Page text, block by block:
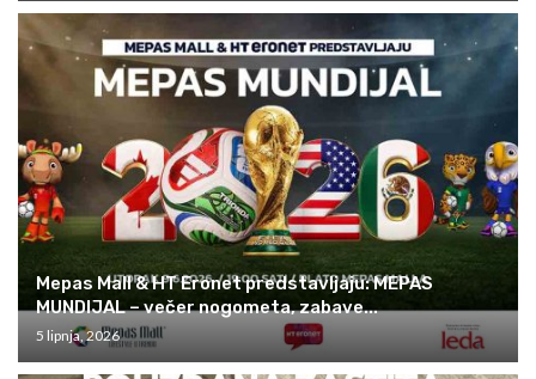
Mepas Mall & HT Eronet predstavljaju: MEPAS
MUNDIJAL – večer nogometa, zabave...
5 lipnja, 2026